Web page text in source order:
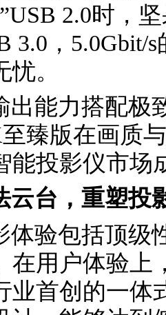
2.0时，
3.0，5.0Gbit/
。
出能力搭配极
臻版在画质
能投影仪市场
云台，重塑投
体验包括顶级
在用户体验上
业首创的一体